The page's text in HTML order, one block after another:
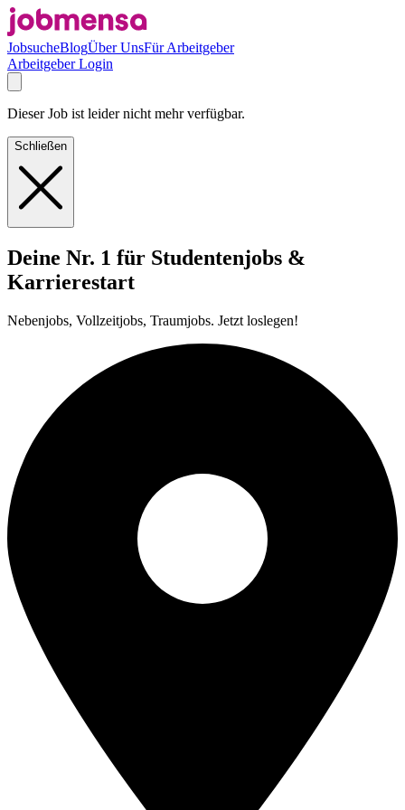
JobsucheBlogÜber UnsFür Arbeitgeber
Arbeitgeber Login
Dieser Job ist leider nicht mehr verfügbar.
Schließen
Deine Nr. 1 für Studentenjobs &
Karrierestart
Nebenjobs, Vollzeitjobs, Traumjobs. Jetzt loslegen!